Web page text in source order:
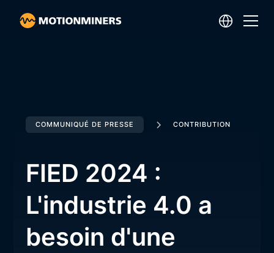
COMMUNIQUÉ DE PRESSE CONTRIBUTION
FIED 2024 :
L'industrie 4.0 a
besoin d'une